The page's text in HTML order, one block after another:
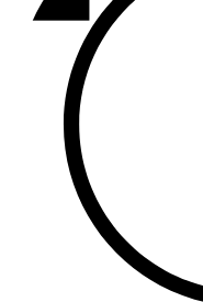
107,1 FM
Балык
104,9 FM
Баулы
107,5 FM
Биләр